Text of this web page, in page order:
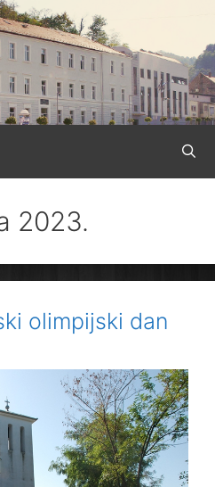
2023.
olimpijski dan